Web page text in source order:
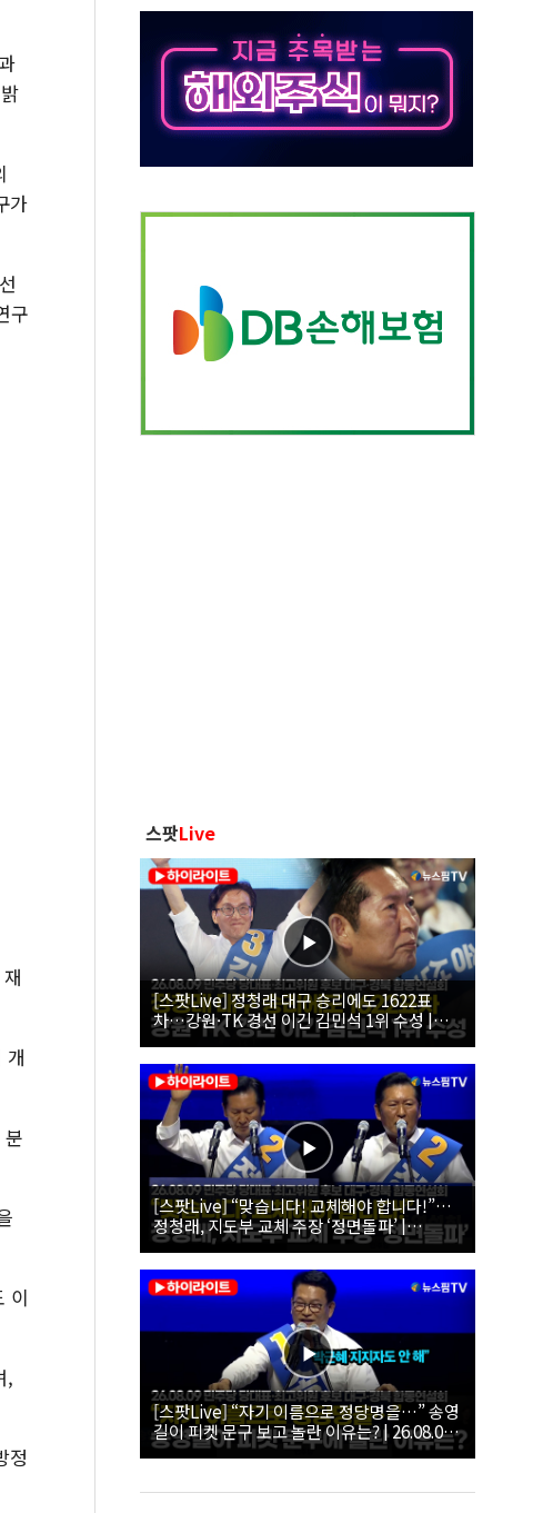
판매, 역대 최대폭 감소한 9.4%↓…유통업계 양극화 심화
'정부 특사'로 콜롬비아 대통령 취임식 참석
' 울진 시간당 30mm 강한 비...호우 피해 없어
가
구
개
이
,
정
스팟Live
[스팟Live] 정청래 대구 승리에도 1622표
차…강원·TK 경선 이긴 김민석 1위 수성 |
26.08.09 더불어민주당 당대표·최고위원 후
보 대구·경북 합동연설회
[스팟Live] “맞습니다! 교체해야 합니다!”…
정청래, 지도부 교체 주장 ‘정면돌파’ |
26.08.09 더불어민주당 당대표·최고위원 후
보 대구·경북 합동연설회
[스팟Live] “자기 이름으로 정당명을…” 송영
길이 피켓 문구 보고 놀란 이유는? | 26.08.09
더불어민주당 당대표·최고위원 후보 대구·경